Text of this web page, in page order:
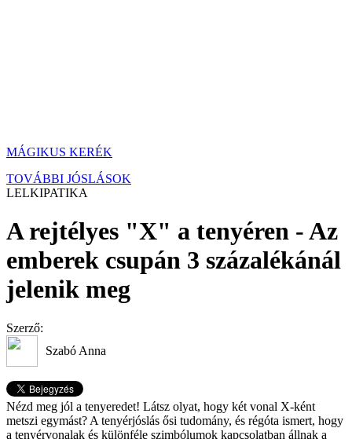
MÁGIKUS KERÉK
TOVÁBBI JÓSLÁSOK
LELKIPATIKA
A rejtélyes "X" a tenyéren - Az
emberek csupán 3 százalékánál
jelenik meg
Szerző:
Szabó Anna
Nézd meg jól a tenyeredet! Látsz olyat, hogy két vonal X-ként
metszi egymást? A tenyérjóslás ősi tudomány, és régóta ismert, hogy
a tenyérvonalak és különféle szimbólumok kapcsolatban állnak a